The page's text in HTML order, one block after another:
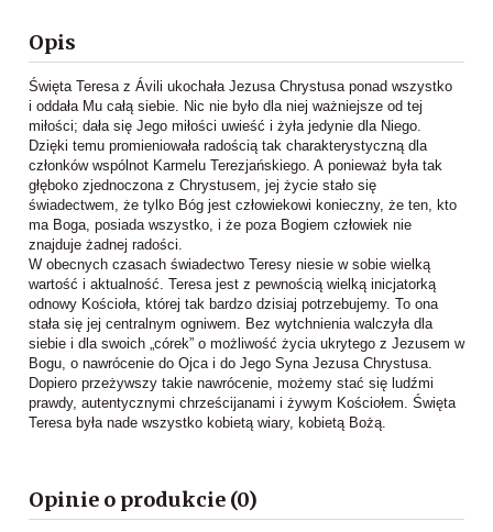
Opis
Święta Teresa z Ávili ukochała Jezusa Chrystusa ponad wszystko
i oddała Mu całą siebie. Nic nie było dla niej ważniejsze od tej
miłości; dała się Jego miłości uwieść i żyła jedynie dla Niego.
Dzięki temu promieniowała radością tak charakterystyczną dla
członków wspólnot Karmelu Terezjańskiego. A ponieważ była tak
głęboko zjednoczona z Chrystusem, jej życie stało się
świadectwem, że tylko Bóg jest człowiekowi konieczny, że ten, kto
ma Boga, posiada wszystko, i że poza Bogiem człowiek nie
znajduje żadnej radości.
W obecnych czasach świadectwo Teresy niesie w sobie wielką
wartość i aktualność. Teresa jest z pewnością wielką inicjatorką
odnowy Kościoła, której tak bardzo dzisiaj potrzebujemy. To ona
stała się jej centralnym ogniwem. Bez wytchnienia walczyła dla
siebie i dla swoich „córek” o możliwość życia ukrytego z Jezusem w
Bogu, o nawrócenie do Ojca i do Jego Syna Jezusa Chrystusa.
Dopiero przeżywszy takie nawrócenie, możemy stać się ludźmi
prawdy, autentycznymi chrześcijanami i żywym Kościołem. Święta
Teresa była nade wszystko kobietą wiary, kobietą Bożą.
Opinie o produkcie (0)